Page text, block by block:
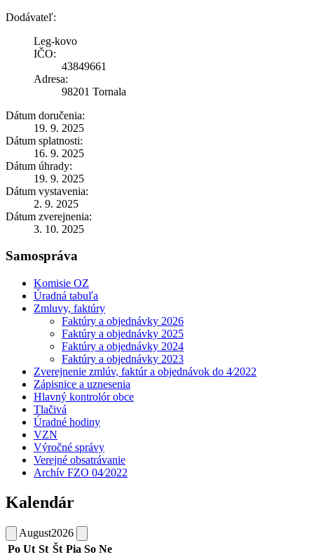
Dodávateľ:
Leg-kovo
IČO:
43849661
Adresa:
98201 Tornala
Dátum doručenia:
19. 9. 2025
Dátum splatnosti:
16. 9. 2025
Dátum úhrady:
19. 9. 2025
Dátum vystavenia:
2. 9. 2025
Dátum zverejnenia:
3. 10. 2025
Samospráva
Komisie OZ
Úradná tabuľa
Zmluvy, faktúry
Faktúry a objednávky 2026
Faktúry a objednávky 2025
Faktúry a objednávky 2024
Faktúry a objednávky 2023
Zverejnenie zmlúv, faktúr a objednávok do 4⁄2022
Zápisnice a uznesenia
Hlavný kontrolór obce
Tlačivá
Úradné hodiny
VZN
Výročné správy
Verejné obsatrávanie
Archív FZO 04⁄2022
Kalendár
August2026
Po Ut St Št Pia So Ne